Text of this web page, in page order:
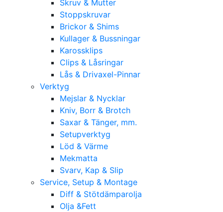
Skruv & Mutter
Stoppskruvar
Brickor & Shims
Kullager & Bussningar
Karossklips
Clips & Låsringar
Lås & Drivaxel-Pinnar
Verktyg
Mejslar & Nycklar
Kniv, Borr & Brotch
Saxar & Tänger, mm.
Setupverktyg
Löd & Värme
Mekmatta
Svarv, Kap & Slip
Service, Setup & Montage
Diff & Stötdämparolja
Olja &Fett